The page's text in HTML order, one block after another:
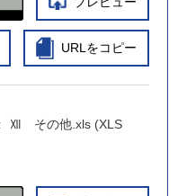
URLをコピー
Ⅻ その他.xls (XLS